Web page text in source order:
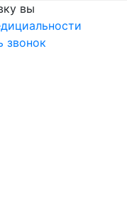
вы
звонок